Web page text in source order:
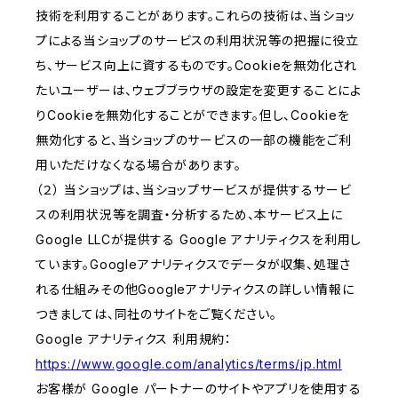
技術を利用することがあります。これらの技術は、当ショッ
プによる当ショップのサービスの利用状況等の把握に役立
ち、サービス向上に資するものです。Cookieを無効化され
たいユーザーは、ウェブブラウザの設定を変更することによ
りCookieを無効化することができます。但し、Cookieを
無効化すると、当ショップのサービスの一部の機能をご利
用いただけなくなる場合があります。
（２） 当ショップは、当ショップサービスが提供するサービ
スの利用状況等を調査・分析するため、本サービス上に
Google LLCが提供する Google アナリティクスを利用し
ています。Googleアナリティクスでデータが収集、処理さ
れる仕組みその他Googleアナリティクスの詳しい情報に
つきましては、同社のサイトをご覧ください。
Google アナリティクス 利用規約：
https://www.google.com/analytics/terms/jp.html
お客様が Google パートナーのサイトやアプリを使用する